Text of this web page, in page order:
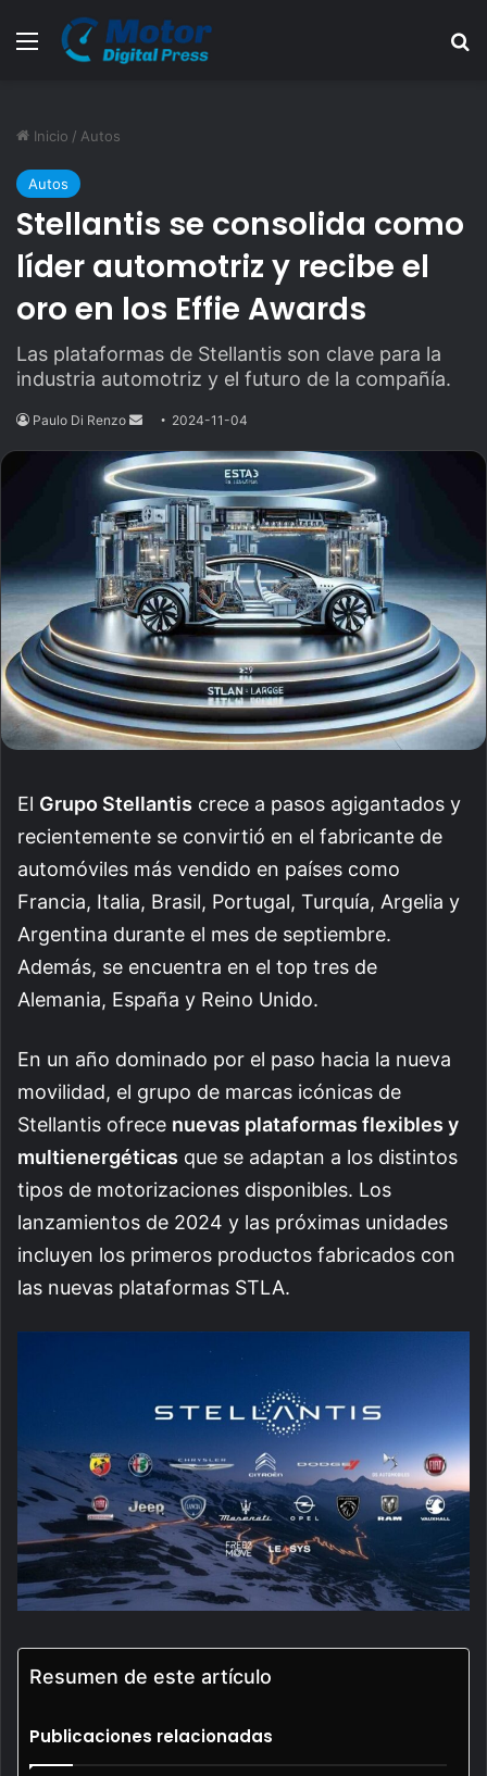
Menú
Inicio / Autos
Autos
Stellantis se consolida como
líder automotriz y recibe el
oro en los Effie Awards
Las plataformas de Stellantis son clave para la
industria automotriz y el futuro de la compañía.
Paulo Di Renzo
Send
email
2024-11-04
El Grupo Stellantis crece a pasos agigantados y
recientemente se convirtió en el fabricante de
automóviles más vendido en países como
Francia, Italia, Brasil, Portugal, Turquía, Argelia y
Argentina durante el mes de septiembre.
Además, se encuentra en el top tres de
Alemania, España y Reino Unido.
En un año dominado por el paso hacia la nueva
movilidad, el grupo de marcas icónicas de
Stellantis ofrece nuevas plataformas flexibles y
multienergéticas que se adaptan a los distintos
tipos de motorizaciones disponibles. Los
lanzamientos de 2024 y las próximas unidades
incluyen los primeros productos fabricados con
las nuevas plataformas STLA.
Resumen de este artículo
Publicaciones relacionadas